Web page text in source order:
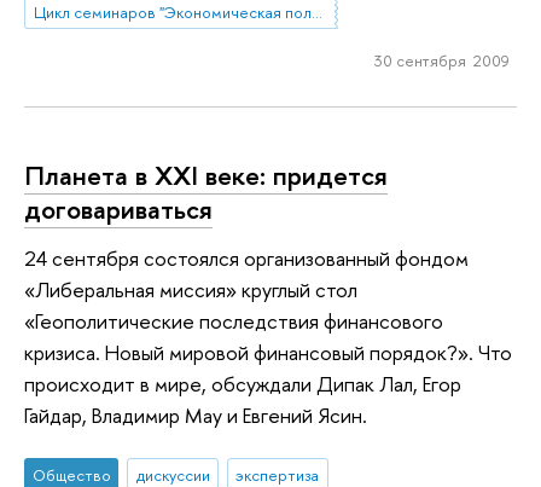
Цикл семинаров "Экономическая политика в условиях переходного периода" под руководством Евгения Ясина
30 сентября 2009
Планета в XXI веке: придется
договариваться
24 сентября состоялся организованный фондом
«Либеральная миссия» круглый стол
«Геополитические последствия финансового
кризиса. Новый мировой финансовый порядок?». Что
происходит в мире, обсуждали Дипак Лал, Егор
Гайдар, Владимир Мау и Евгений Ясин.
Общество дискуссии
экспертиза